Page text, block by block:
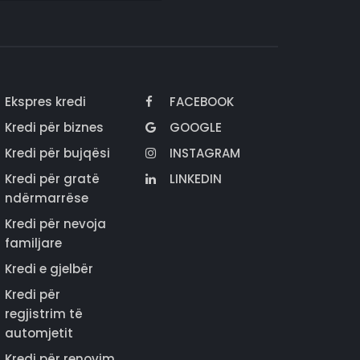
Ekspres kredi
Kredi për biznes
Kredi për bujqësi
Kredi për gratë
ndërmarrëse
Kredi për nevoja
familjare
Kredi e gjelbër
Kredi për
regjistrim të
automjetit
FACEBOOK
GOOGLE
INSTAGRAM
LINKEDIN